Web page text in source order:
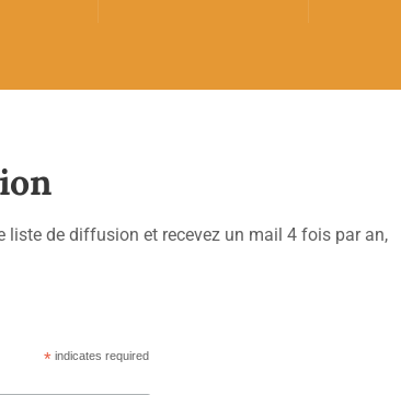
liste de diffusion et recevez un mail 4 fois par an,
*indicates required